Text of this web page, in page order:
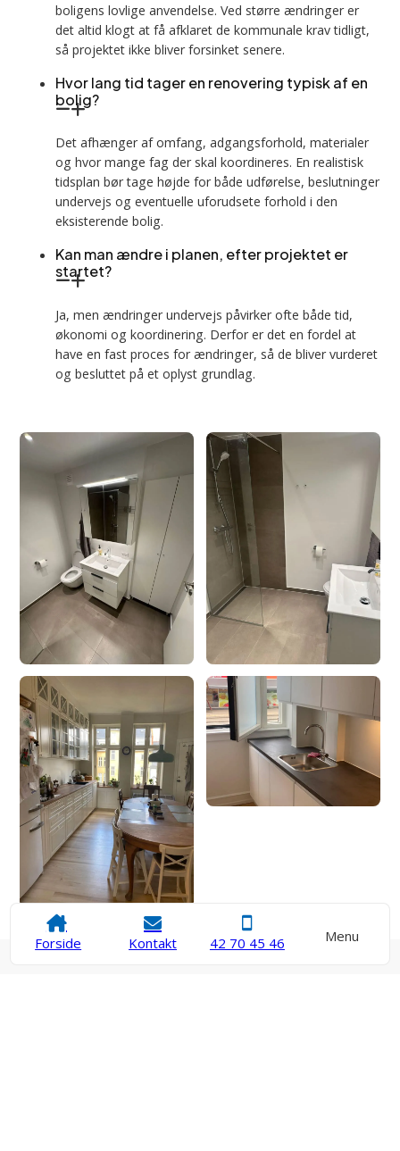
Forside Kontakt 42 70 45 46 Menu
boligens lovlige anvendelse. Ved større ændringer er
det altid klogt at få afklaret de kommunale krav tidligt,
så projektet ikke bliver forsinket senere.
Hvor lang tid tager en renovering typisk af en
bolig?
Det afhænger af omfang, adgangsforhold, materialer
og hvor mange fag der skal koordineres. En realistisk
tidsplan bør tage højde for både udførelse, beslutninger
undervejs og eventuelle uforudsete forhold i den
eksisterende bolig.
Kan man ændre i planen, efter projektet er
startet?
Ja, men ændringer undervejs påvirker ofte både tid,
økonomi og koordinering. Derfor er det en fordel at
have en fast proces for ændringer, så de bliver vurderet
og besluttet på et oplyst grundlag.